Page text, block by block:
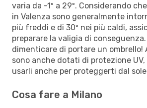
varia da -1º a 29º. Considerando
in Valenza sono generalmente
più freddi e di 30º nei più caldi,
preparare la valigia di conseguenza.
dimenticare di portare un ombrello!
sono anche dotati di protezione
usarli anche per proteggerti dal
Cosa fare a Milano